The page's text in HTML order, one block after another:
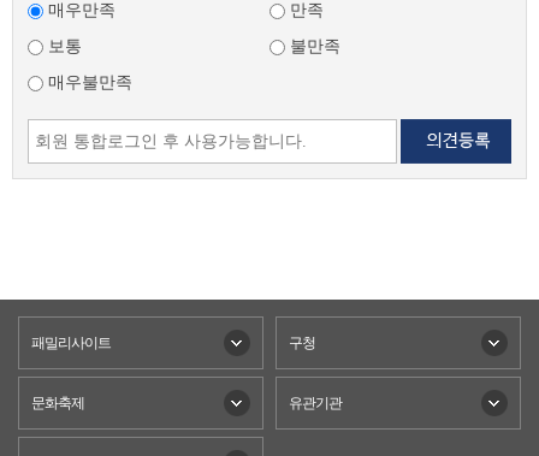
매우만족
만족
보통
불만족
매우불만족
패밀리사이트 구청
문화축제 유관기관